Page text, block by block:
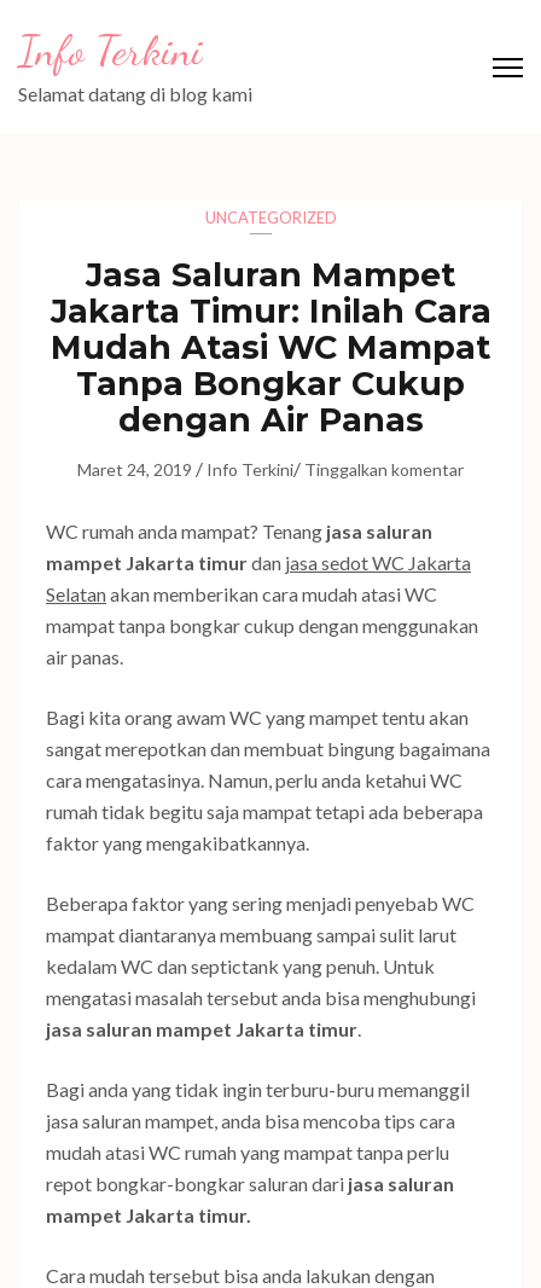
konten
(Tekan
Info Terkini
Selamat datang di blog kami
UNCATEGORIZED
Jasa Saluran Mampet
Jakarta Timur: Inilah Cara
Mudah Atasi WC Mampat
Tanpa Bongkar Cukup
dengan Air Panas
Maret 24, 2019 / Info Terkini/ Tinggalkan komentar
WC rumah anda mampat? Tenang jasa saluran
mampet Jakarta timurdan jasa sedot WC Jakarta
Selatanakan memberikan cara mudah atasi WC
mampat tanpa bongkar cukup dengan menggunakan
air panas.
Bagi kita orang awam WC yang mampet tentu akan
sangat merepotkan dan membuat bingung bagaimana
cara mengatasinya. Namun, perlu anda ketahui WC
rumah tidak begitu saja mampat tetapi ada beberapa
faktor yang mengakibatkannya.
Beberapa faktor yang sering menjadi penyebab WC
mampat diantaranya membuang sampai sulit larut
kedalam WC dan septictank yang penuh. Untuk
mengatasi masalah tersebut anda bisa menghubungi
jasa saluran mampet Jakarta timur.
Bagi anda yang tidak ingin terburu-buru memanggil
jasa saluran mampet, anda bisa mencoba tips cara
mudah atasi WC rumah yang mampat tanpa perlu
repot bongkar-bongkar saluran dari jasa saluran
mampet Jakarta timur.
Cara mudah tersebut bisa anda lakukan dengan